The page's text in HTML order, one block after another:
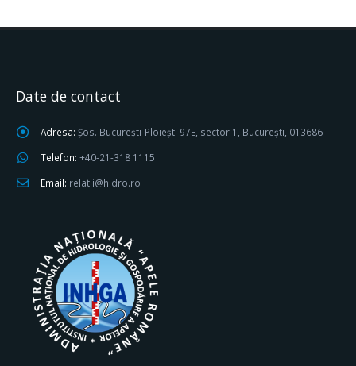
Date de contact
Adresa: Șos. București-Ploiești 97E, sector 1, București, 013686
Telefon: +40-21-318 1115
Email: relatii@hidro.ro